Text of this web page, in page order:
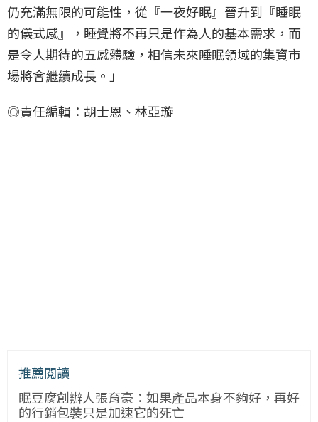
仍充滿無限的可能性，從『一夜好眠』晉升到『睡眠
的儀式感』，睡覺將不再只是作為人的基本需求，而
是令人期待的五感體驗，相信未來睡眠領域的集資市
場將會繼續成長。」
◎責任編輯：胡士恩、林亞璇
推薦閱讀
眠豆腐創辦人張育豪：如果產品本身不夠好，再好
的行銷包裝只是加速它的死亡